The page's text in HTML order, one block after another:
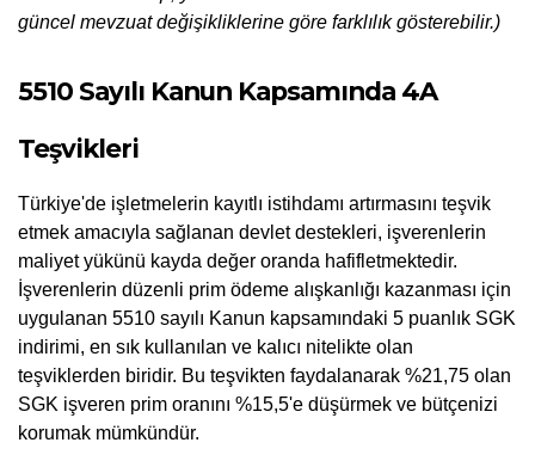
güncel mevzuat değişikliklerine göre farklılık gösterebilir.)
5510 Sayılı Kanun Kapsamında 4A
Teşvikleri
Türkiye'de işletmelerin kayıtlı istihdamı artırmasını teşvik
etmek amacıyla sağlanan devlet destekleri, işverenlerin
maliyet yükünü kayda değer oranda hafifletmektedir.
İşverenlerin düzenli prim ödeme alışkanlığı kazanması için
uygulanan 5510 sayılı Kanun kapsamındaki 5 puanlık SGK
indirimi, en sık kullanılan ve kalıcı nitelikte olan
teşviklerden biridir. Bu teşvikten faydalanarak %21,75 olan
SGK işveren prim oranını %15,5'e düşürmek ve bütçenizi
korumak mümkündür.